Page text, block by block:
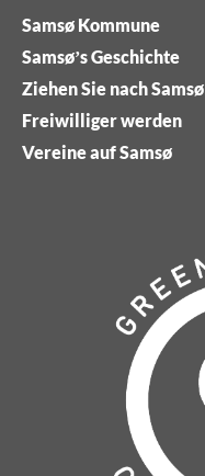
Samsø Kommune
Samsø’s Geschichte
Ziehen Sie nach Samsø
Freiwilliger werden
Vereine auf Samsø